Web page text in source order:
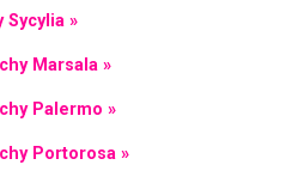
Sycylia »
Marsala »
Palermo »
Portorosa »